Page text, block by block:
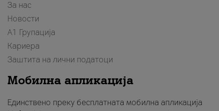
За нас
Новости
А1 Групација
Кариера
Заштита на лични податоци
Мобилна апликација
Единствено преку бесплатната мобилна апликација